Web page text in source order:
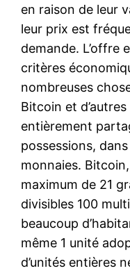
en raison de leur
leur prix est
demande. L’offre
critères
nombreuses
Bitcoin et
entièrement
possessions,
monnaies.
maximum de 21
divisibles 100
beaucoup
même 1 unité
d’unités entières